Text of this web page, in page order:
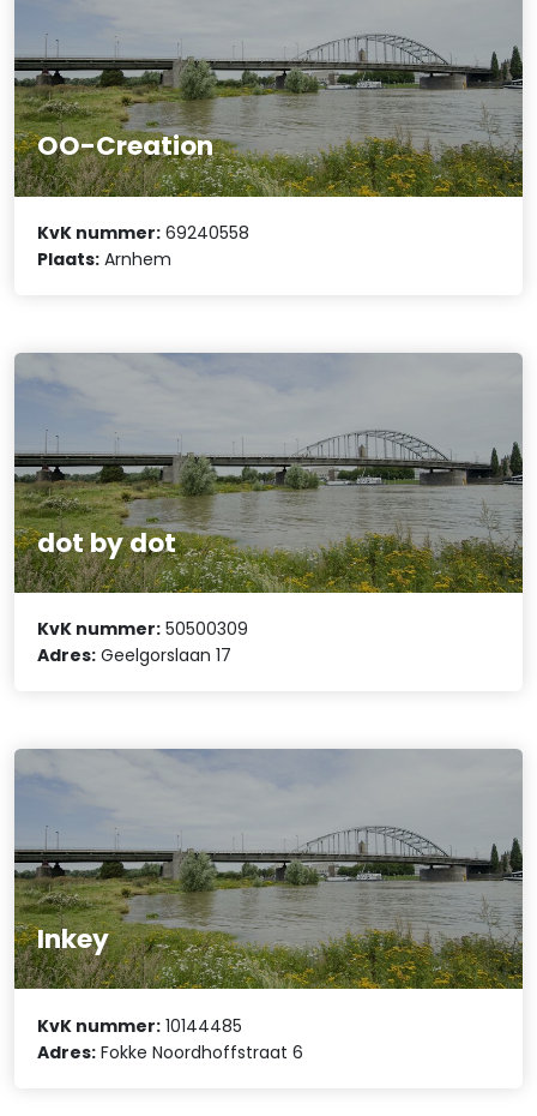
OO-Creation
KvK nummer: 69240558
Plaats: Arnhem
dot by dot
KvK nummer: 50500309
Adres: Geelgorslaan 17
Inkey
KvK nummer: 10144485
Adres: Fokke Noordhoffstraat 6